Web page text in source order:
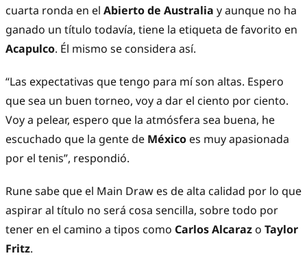
cuarta ronda en el Abierto de Australia y aunque no ha
ganado un título todavía, tiene la etiqueta de favorito en
Acapulco. Él mismo se considera así.
“Las expectativas que tengo para mí son altas. Espero
que sea un buen torneo, voy a dar el ciento por ciento.
Voy a pelear, espero que la atmósfera sea buena, he
escuchado que la gente de México es muy apasionada
por el tenis”, respondió.
Rune sabe que el Main Draw es de alta calidad por lo que
aspirar al título no será cosa sencilla, sobre todo por
tener en el camino a tipos como Carlos Alcaraz o Taylor
Fritz.